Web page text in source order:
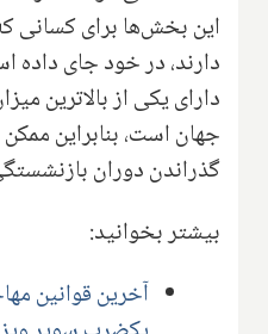
این بخش‌ها برای کسانی
دارند، در خود جای داده
دارای یکی از بالاترین
جهان است، بنابراین
گذراندن دوران
بیشتر بخوانید:
آخرین قوانین